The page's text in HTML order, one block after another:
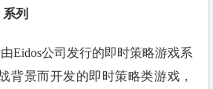
列
Eidos公司发行的即时策略游戏系
背景而开发的即时策略类游戏，